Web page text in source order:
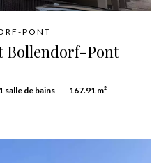
PONT
Bollendorf-Pont
1 salle de bains 167.91 m²